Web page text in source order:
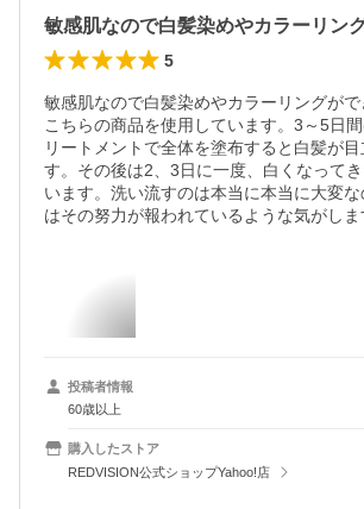
5
敏感肌なので白髪染めやカラーリングが
こちらの商品を使用しています。3～5日
リートメントで全体を塗布すると白髪が
す。その後は2、3日に一度、白くなって
います。洗い流すのは本当に本当に大変
はその努力が報われているような気がしま
投稿者情報
60歳以上
購入したストア
REDVISION公式ショップYahoo!店